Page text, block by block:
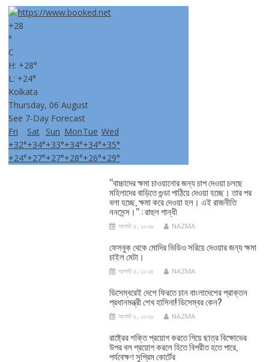
+28
°
C
H: +28°
L: +24°
Kolkata
Thursday, 06 August
See 7-Day Forecast
Fri
Sat Sun MonTue Wed
+32°+34°+33°+34°+34°+35°
+24°+27°+27°+28°+26°+29°
‘‘বাচ্চাদের ক্ষমা চাওয়ানোর জন্য চাপ দেওয়া চলছে
মহিলাদের বাড়িতে গুন্ডা পাঠিয়ে দেওয়া হচ্ছে। তার পর
বলা হচ্ছে, ক্ষমা করে দেওয়া হল। এই রাজনীতি
ননসেন্স।’’ : রাহুল গান্ধী
আগস্ট ৫, ২০২৬ NAZMA
ফেসবুক থেকে মোদির ভিডিও সরিয়ে দেওয়ার জন্য ক্ষমা
চাইল মেটা।
আগস্ট ৫, ২০২৬ NAZMA
ডিসেম্বরেই দেশে ফিরতে চান বাংলাদেশের প্রাক্তন
প্রধানমন্ত্রী শেখ হাসিনা! ডিসেম্বর কেন?
আগস্ট ৫, ২০২৬ NAZMA
রাষ্ট্রের শক্তি প্রয়োগ করতে গিয়ে ছাত্র বিক্ষোভের
উপর বল প্রয়োগ করলে হিতে বিপরীত হতে পারে,
পর্যবেক্ষণ সুপ্রিম কোর্টের